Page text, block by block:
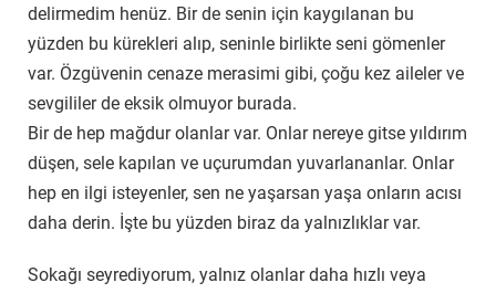
delirmedim henüz. Bir de senin için kaygılanan bu
yüzden bu kürekleri alıp, seninle birlikte seni gömenler
var. Özgüvenin cenaze merasimi gibi, çoğu kez aileler ve
sevgililer de eksik olmuyor burada.
Bir de hep mağdur olanlar var. Onlar nereye gitse yıldırım
düşen, sele kapılan ve uçurumdan yuvarlananlar. Onlar
hep en ilgi isteyenler, sen ne yaşarsan yaşa onların acısı
daha derin. İşte bu yüzden biraz da yalnızlıklar var.
Sokağı seyrediyorum, yalnız olanlar daha hızlı veya